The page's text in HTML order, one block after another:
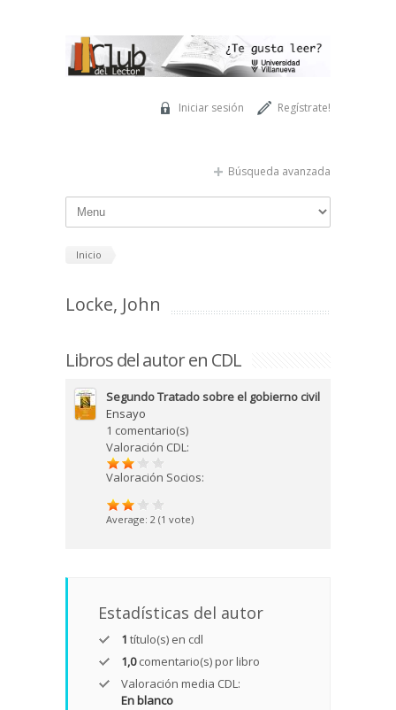
Regístrate!
Iniciar sesión
Búsqueda avanzada
Inicio
Locke, John
Libros del autor en CDL
Segundo Tratado sobre el gobierno civil
Ensayo
1 comentario(s)
Valoración CDL:
Valoración Socios:
Average: 2 (1 vote)
Estadísticas del autor
1 título(s) en cdl
1,0comentario(s) por libro
Valoración media CDL:
En blanco